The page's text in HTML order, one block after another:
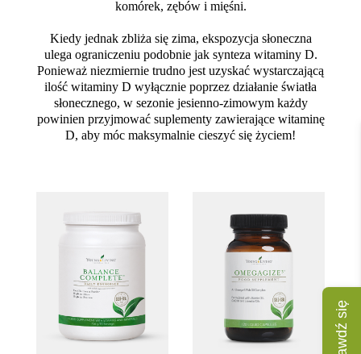
komórek, zębów i mięśni.
Kiedy jednak zbliża się zima, ekspozycja słoneczna
ulega ograniczeniu podobnie jak synteza witaminy D.
Ponieważ niezmiernie trudno jest uzyskać wystarczającą
ilość witaminy D wyłącznie poprzez działanie światła
słonecznego, w sezonie jesienno-zimowym każdy
powinien przyjmować suplementy zawierające witaminę
D, aby móc maksymalnie cieszyć się życiem!